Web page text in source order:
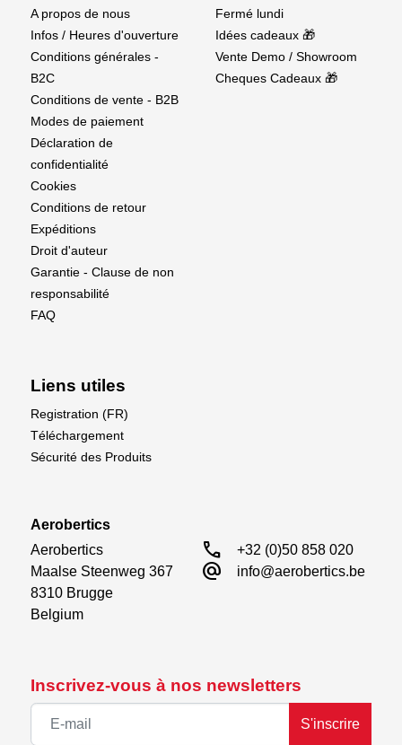
Inscrivez-vous à nos newsletters
S'inscrire
A propos de nous
Infos / Heures d'ouverture
Conditions générales -
B2C
Conditions de vente - B2B
Modes de paiement
Déclaration de
confidentialité
Cookies
Conditions de retour
Expéditions
Droit d'auteur
Garantie - Clause de non
responsabilité
FAQ
Fermé lundi
Idées cadeaux 🎁
Vente Demo / Showroom
Cheques Cadeaux 🎁
Liens utiles
Registration (FR)
Téléchargement
Sécurité des Produits
Aerobertics
Aerobertics
Maalse Steenweg 367
8310 Brugge
Belgium
call +32 (0)50 858 020
alternate_email info@aerobertics.be